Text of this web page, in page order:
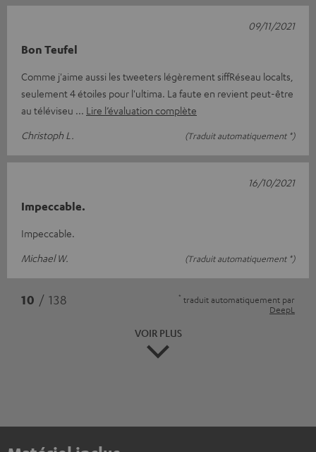
Bon Teufel
Comme j'aime aussi les tweeters légèrement siffRéseau localts,
seulement 4 étoiles pour l'ultima. La faute en revient peut-être
au téléviseu
Lire l’évaluation complète
Christoph L.
(Traduit automatiquement *)
09/11/2021
Impeccable.
Impeccable.
Michael W.
(Traduit automatiquement *)
16/10/2021
10 / 138 * traduit automatiquement par
DeepL
VOIR PLUS